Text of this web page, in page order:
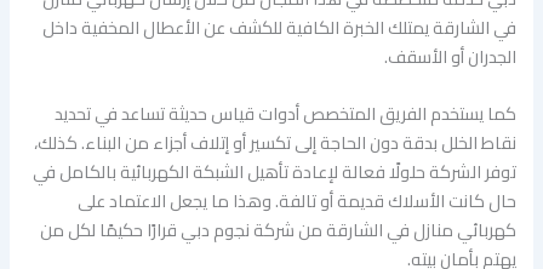
في الشارقة يمتلك الخبرة الكافية للكشف عن الأعطال المخفية داخل
الجدران أو الأسقف.
كما يستخدم الفريق المتخصص أدوات قياس حديثة تساعد في تحديد
نقاط الخلل بدقة دون الحاجة إلى تكسير أو إتلاف أجزاء من البناء. كذلك،
توفر الشركة حلولًا فعالة لإعادة تأهيل الشبكة الكهربائية بالكامل في
حال كانت الأسلاك قديمة أو تالفة. وهذا ما يجعل الاعتماد على
كهربائي منازل في الشارقة من شركة نجوم دبي قرارًا حكيمًا لكل من
يهتم بأمان بيته.